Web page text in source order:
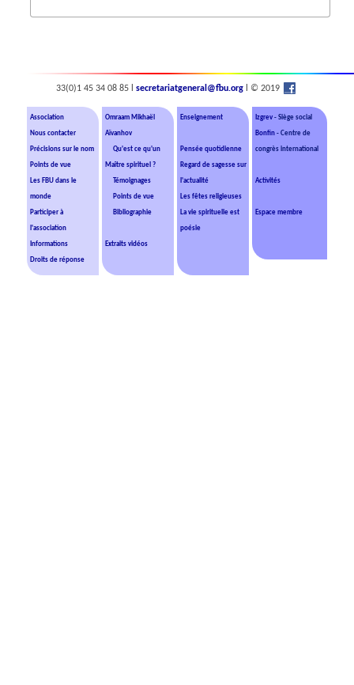
33(0)1 45 34 08 85 lsecretariatgeneral@fbu.org l © 2019
Association
Nous contacter
Précisions sur le nom
Points de vue
Les FBU dans le
monde
Participer à
l'association
Informations
Droits de réponse
Omraam Mikhaël
Aïvanhov
Qu'est ce qu'un
Maître spirituel ?
Témoignages
Points de vue
Bibliographie
Extraits vidéos
Enseignement
Pensée quotidienne
Regard de sagesse sur
l'actualité
Les fêtes religieuses
La vie spirituelle est
poésie
Izgrev - Siège social
Bonfin- Centre de
congrès international
Activités
Espace membre